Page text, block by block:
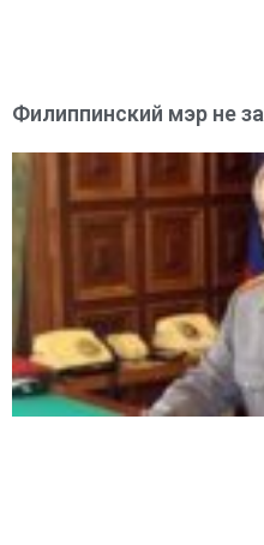
Филиппинский мэр не